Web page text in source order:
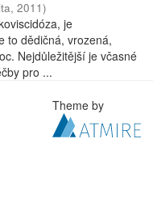
, 2011)
je
to dědičná, vrozená,
Nejdůležitější je včasné
pro ...
Theme by